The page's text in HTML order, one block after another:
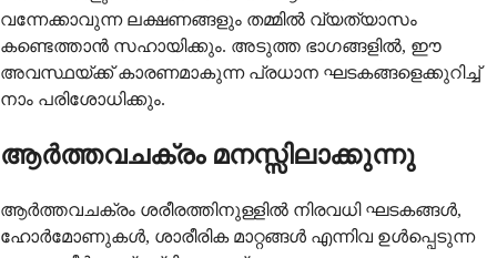
വന്നേക്കാവുന്ന ലക്ഷണങ്ങളും തമ്മിൽ വ്യത്യാസം
കണ്ടെത്താൻ സഹായിക്കും. അടുത്ത ഭാഗങ്ങളിൽ, ഈ
അവസ്ഥയ്ക്ക് കാരണമാകുന്ന പ്രധാന ഘടകങ്ങളെക്കുറിച്ച്
നാം പരിശോധിക്കും.
ആർത്തവചക്രം മനസ്സിലാക്കുന്നു
ആർത്തവചക്രം ശരീരത്തിനുള്ളിൽ നിരവധി ഘടകങ്ങൾ,
ഹോർമോണുകൾ, ശാരീരിക മാറ്റങ്ങൾ എന്നിവ ഉൾപ്പെടുന്ന